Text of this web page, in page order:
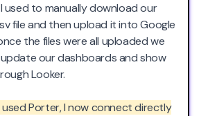
used to manually download our
file and then upload it into Google
the files were all uploaded we
our dashboards and show
Looker.
used Porter, I now connect directly